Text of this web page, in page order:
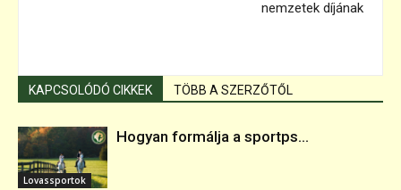
nemzetek díjának
KAPCSOLÓDÓ CIKKEK TÖBB A SZERZŐTŐL
Lovassportok
Hogyan formálja a sportps...